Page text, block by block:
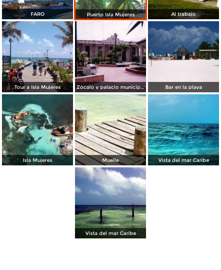
FARO Puerto Isla Mujeres Al trabajo
Tour a Isla Mujeres Zócalo y palacio municipal de Isla Mujeres, Quintana Roo Bar en la playa
Isla Mujeres Muelle Vista del mar Caribe
Vista del mar Caribe